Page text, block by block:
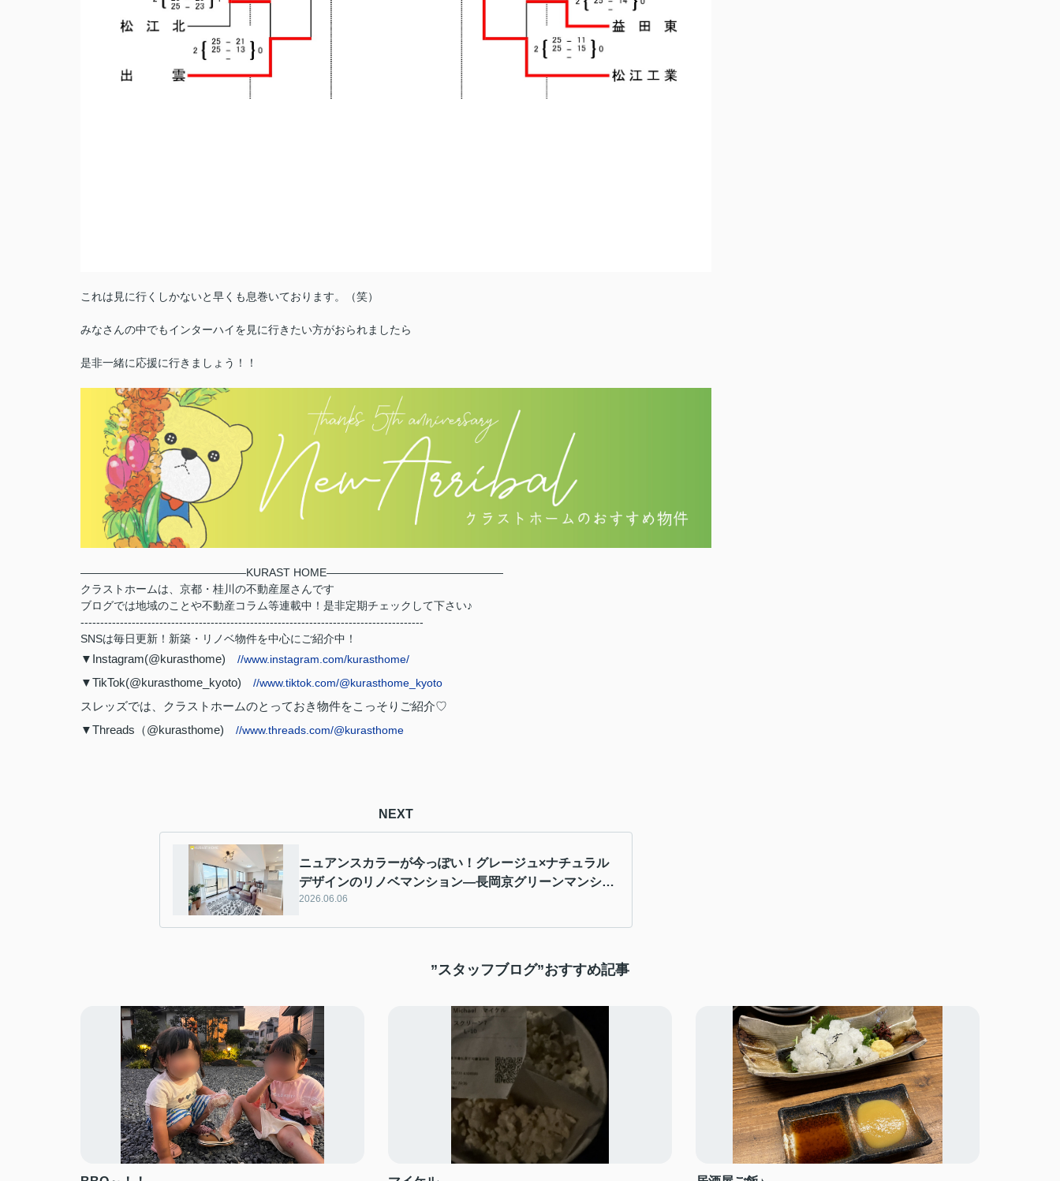
これは見に行くしかないと早くも息巻いております。（笑）
みなさんの中でもインターハイを見に行きたい方がおられましたら
是非一緒に応援に行きましょう！！
―――――――――――――――KURAST HOME――――――――――――――――
クラストホームは、京都・桂川の不動産屋さんです
ブログでは地域のことや不動産コラム等連載中！是非定期チェックして下さい♪
---------------------------------------------------------------------------------------
SNSは毎日更新！新築・リノベ物件を中心にご紹介中！
▼Instagram(@kurasthome) //www.instagram.com/kurasthome/
▼TikTok(@kurasthome_kyoto) //www.tiktok.com/@kurasthome_kyoto
スレッズでは、クラストホームのとっておき物件をこっそりご紹介♡
▼Threads（@kurasthome) //www.threads.com/@kurasthome
NEXT
ニュアンスカラーが今っぽい！グレージュ×ナチュラル
デザインのリノベマンション―長岡京グリーンマンショ
ン ７階―
2026.06.06
”スタッフブログ”おすすめ記事